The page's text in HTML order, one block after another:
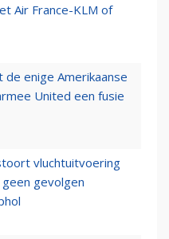
Air France-KLM of
de enige Amerikaanse
United een fusie
vluchtuitvoering
gevolgen